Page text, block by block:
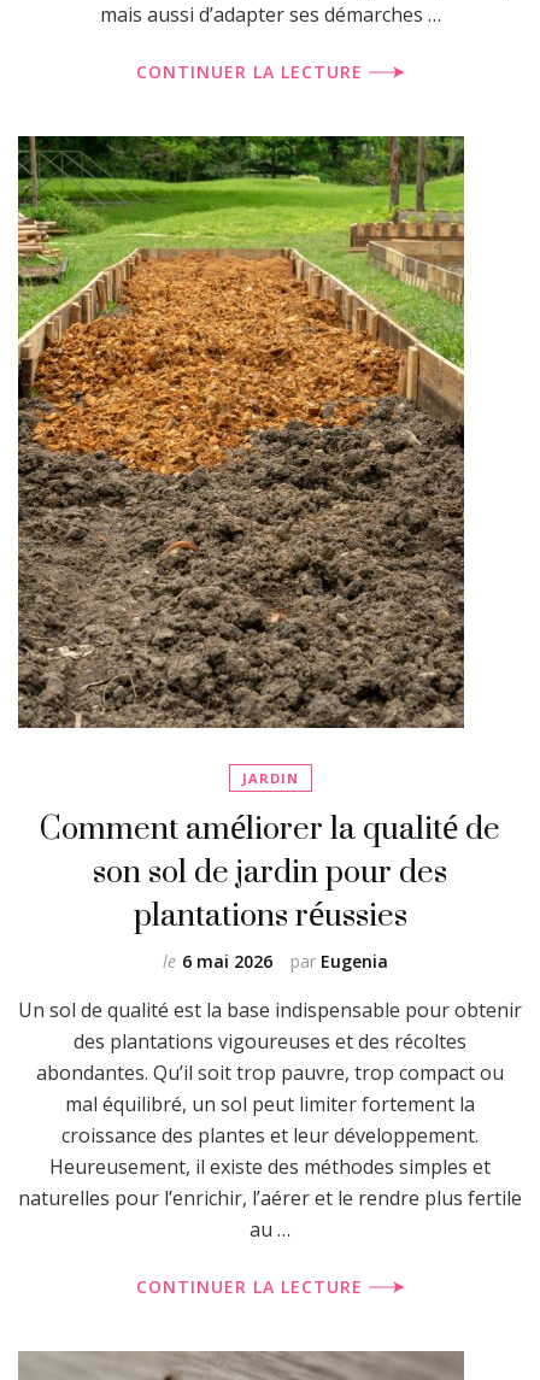
mais aussi d’adapter ses démarches …
CONTINUER LA LECTURE
JARDIN
Comment améliorer la qualité de
son sol de jardin pour des
plantations réussies
par Eugenia
le 6 mai 2026
Un sol de qualité est la base indispensable pour obtenir
des plantations vigoureuses et des récoltes
abondantes. Qu’il soit trop pauvre, trop compact ou
mal équilibré, un sol peut limiter fortement la
croissance des plantes et leur développement.
Heureusement, il existe des méthodes simples et
naturelles pour l’enrichir, l’aérer et le rendre plus fertile
au …
CONTINUER LA LECTURE